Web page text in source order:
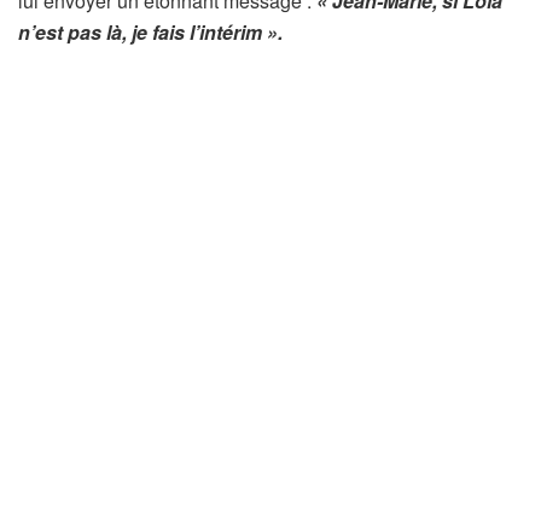
n’est pas là, je fais l’intérim ».